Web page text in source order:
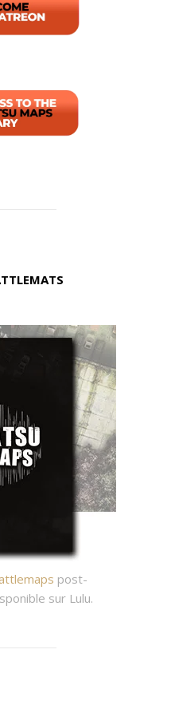
post-
sur Lulu.